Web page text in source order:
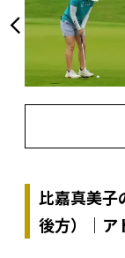
比嘉真美子
後方）｜ア